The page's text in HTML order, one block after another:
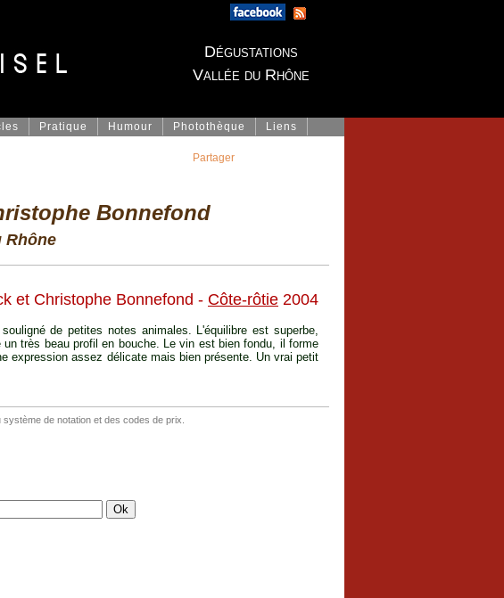
Dégustations
Vallée du Rhône
Pratique Humour Photothèque Liens
Bonnefond
Rhône
et Christophe Bonnefond - Côte-rôtie 2004
de petites notes animales. L'équilibre est superbe,
un très beau profil en bouche. Le vin est bien fondu, il forme
expression assez délicate mais bien présente. Un vrai petit
de notation et des codes de prix.
Partager